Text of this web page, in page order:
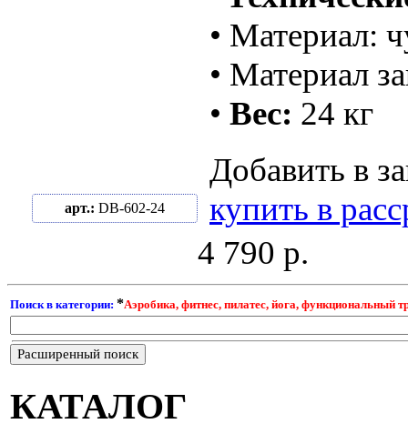
• Материал:
• Материал
• Вес: 24 кг
арт.: DB-602-24
Добавить в
купить в
4 790 р.
Поиск в категории: *Аэробика, фитнес, пилатес, йога, функциональный
Расширенный поиск
КАТАЛОГ